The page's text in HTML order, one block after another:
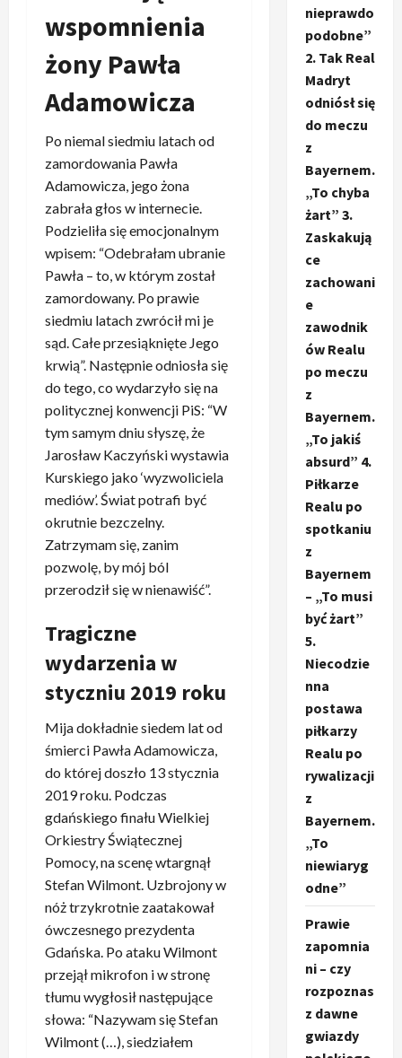
wspomnienia
żony Pawła
Adamowicza
Po niemal siedmiu latach od
zamordowania Pawła
Adamowicza, jego żona
zabrała głos w internecie.
Podzieliła się emocjonalnym
wpisem: “Odebrałam ubranie
Pawła – to, w którym został
zamordowany. Po prawie
siedmiu latach zwrócił mi je
sąd. Całe przesiąknięte Jego
krwią”. Następnie odniosła się
do tego, co wydarzyło się na
politycznej konwencji PiS: “W
tym samym dniu słyszę, że
Jarosław Kaczyński wystawia
Kurskiego jako ‘wyzwoliciela
mediów’. Świat potrafi być
okrutnie bezczelny.
Zatrzymam się, zanim
pozwolę, by mój ból
przerodził się w nienawiść”.
Tragiczne
wydarzenia w
styczniu 2019 roku
Mija dokładnie siedem lat od
śmierci Pawła Adamowicza,
do której doszło 13 stycznia
2019 roku. Podczas
gdańskiego finału Wielkiej
Orkiestry Świątecznej
Pomocy, na scenę wtargnął
Stefan Wilmont. Uzbrojony w
nóż trzykrotnie zaatakował
ówczesnego prezydenta
Gdańska. Po ataku Wilmont
przejął mikrofon i w stronę
tłumu wygłosił następujące
słowa: “Nazywam się Stefan
Wilmont (…), siedziałem
nieprawdo
podobne”
2. Tak Real
Madryt
odniósł się
do meczu
z
Bayernem.
„To chyba
żart” 3.
Zaskakują
ce
zachowani
e
zawodnik
ów Realu
po meczu
z
Bayernem.
„To jakiś
absurd” 4.
Piłkarze
Realu po
spotkaniu
z
Bayernem
– „To musi
być żart”
5.
Niecodzie
nna
postawa
piłkarzy
Realu po
rywalizacji
z
Bayernem.
„To
niewiaryg
odne”
Prawie
zapomnia
ni – czy
rozpoznas
z dawne
gwiazdy